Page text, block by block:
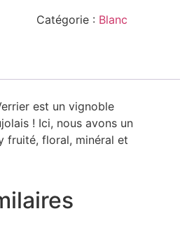
Sieur
Aubry
Catégorie : Blanc
est un vignoble
! Ici, nous avons un
fruité, floral, minéral et